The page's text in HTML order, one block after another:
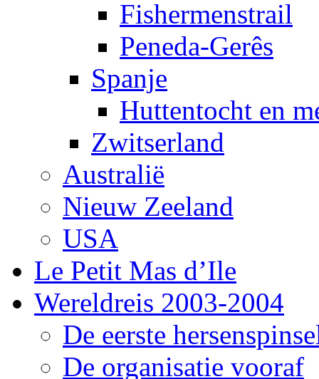
Fishermenstrail
Peneda-Gerês
Spanje
Huttentocht en
Zwitserland
Australië
Nieuw Zeeland
USA
Le Petit Mas d’Ile
Wereldreis 2003-2004
De eerste
De organisatie vooraf